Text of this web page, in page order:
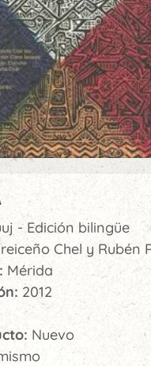
- Edición bilingüe
Chel y Rubén
Mérida
2012
Nuevo